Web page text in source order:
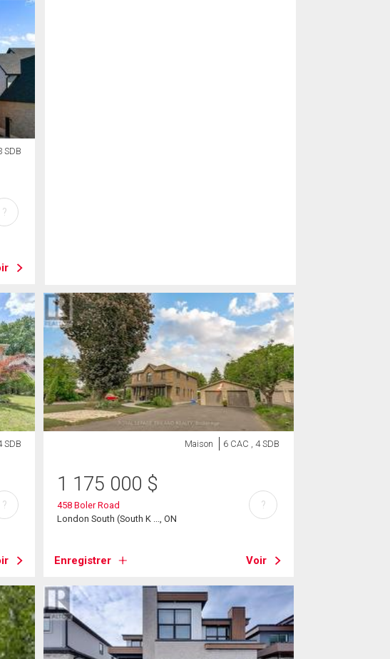
SDB
?
SDB
?
Maison 6 CAC , 4 SDB
1 175 000 $
458 Boler Road
London South (South K ..., ON
Enregistrer Voir
?